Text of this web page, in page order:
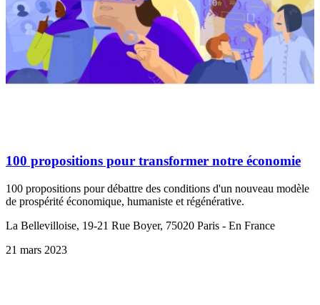
100 propositions pour transformer notre économie
100 propositions pour débattre des conditions d'un nouveau modèle
de prospérité économique, humaniste et régénérative.
La Bellevilloise, 19-21 Rue Boyer, 75020 Paris - En France
21 mars 2023